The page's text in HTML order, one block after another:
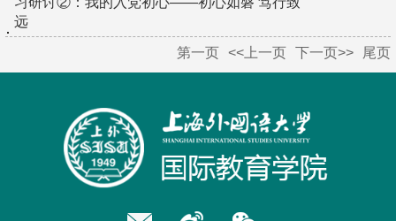
远
第一页 <<上一页 下一页>> 尾页